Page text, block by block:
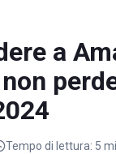
a
Tempo di lettura: 5